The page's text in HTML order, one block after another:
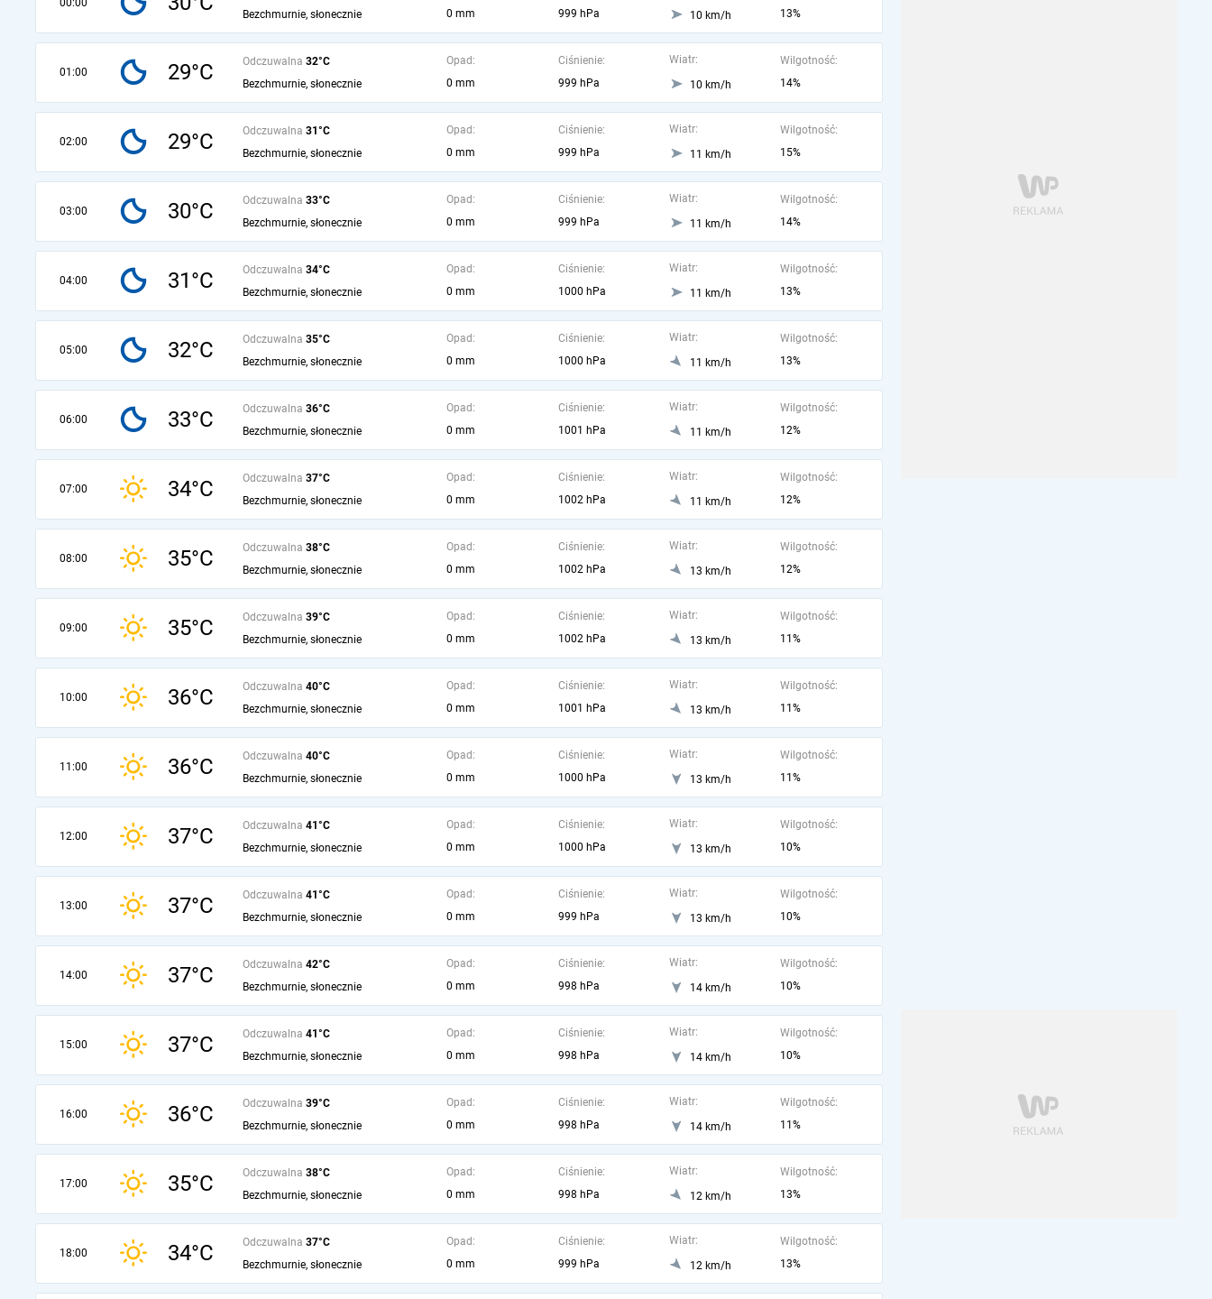
00:00
Bezchmurnie, słonecznie
0 mm
999 hPa
10 km/h
13%
01:00 29°C Odczuwalna 32°C
Bezchmurnie, słonecznie
Opad:
0 mm
Ciśnienie:
999 hPa
Wiatr:
10 km/h
Wilgotność:
14%
02:00 29°C Odczuwalna 31°C
Bezchmurnie, słonecznie
Opad:
0 mm
Ciśnienie:
999 hPa
Wiatr:
11 km/h
Wilgotność:
15%
03:00 30°C Odczuwalna 33°C
Bezchmurnie, słonecznie
Opad:
0 mm
Ciśnienie:
999 hPa
Wiatr:
11 km/h
Wilgotność:
14%
04:00 31°C Odczuwalna 34°C
Bezchmurnie, słonecznie
Opad:
0 mm
Ciśnienie:
1000 hPa
Wiatr:
11 km/h
Wilgotność:
13%
05:00 32°C Odczuwalna 35°C
Bezchmurnie, słonecznie
Opad:
0 mm
Ciśnienie:
1000 hPa
Wiatr:
11 km/h
Wilgotność:
13%
06:00 33°C Odczuwalna 36°C
Bezchmurnie, słonecznie
Opad:
0 mm
Ciśnienie:
1001 hPa
Wiatr:
11 km/h
Wilgotność:
12%
07:00 34°C Odczuwalna 37°C
Bezchmurnie, słonecznie
Opad:
0 mm
Ciśnienie:
1002 hPa
Wiatr:
11 km/h
Wilgotność:
12%
08:00 35°C Odczuwalna 38°C
Bezchmurnie, słonecznie
Opad:
0 mm
Ciśnienie:
1002 hPa
Wiatr:
13 km/h
Wilgotność:
12%
09:00 35°C Odczuwalna 39°C
Bezchmurnie, słonecznie
Opad:
0 mm
Ciśnienie:
1002 hPa
Wiatr:
13 km/h
Wilgotność:
11%
10:00 36°C Odczuwalna 40°C
Bezchmurnie, słonecznie
Opad:
0 mm
Ciśnienie:
1001 hPa
Wiatr:
13 km/h
Wilgotność:
11%
11:00 36°C Odczuwalna 40°C
Bezchmurnie, słonecznie
Opad:
0 mm
Ciśnienie:
1000 hPa
Wiatr:
13 km/h
Wilgotność:
11%
12:00 37°C Odczuwalna 41°C
Bezchmurnie, słonecznie
Opad:
0 mm
Ciśnienie:
1000 hPa
Wiatr:
13 km/h
Wilgotność:
10%
13:00 37°C Odczuwalna 41°C
Bezchmurnie, słonecznie
Opad:
0 mm
Ciśnienie:
999 hPa
Wiatr:
13 km/h
Wilgotność:
10%
14:00 37°C Odczuwalna 42°C
Bezchmurnie, słonecznie
Opad:
0 mm
Ciśnienie:
998 hPa
Wiatr:
14 km/h
Wilgotność:
10%
15:00 37°C Odczuwalna 41°C
Bezchmurnie, słonecznie
Opad:
0 mm
Ciśnienie:
998 hPa
Wiatr:
14 km/h
Wilgotność:
10%
16:00 36°C Odczuwalna 39°C
Bezchmurnie, słonecznie
Opad:
0 mm
Ciśnienie:
998 hPa
Wiatr:
14 km/h
Wilgotność:
11%
17:00 35°C Odczuwalna 38°C
Bezchmurnie, słonecznie
Opad:
0 mm
Ciśnienie:
998 hPa
Wiatr:
12 km/h
Wilgotność:
13%
18:00 34°C Odczuwalna 37°C
Bezchmurnie, słonecznie
Opad:
0 mm
Ciśnienie:
999 hPa
Wiatr:
12 km/h
Wilgotność:
13%